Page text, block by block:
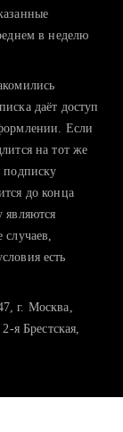
поднимаете
шансы
в неделю
даёт доступ
Если
на тот же
подписку
до конца
являются
есть
г. Москва,
я Брестская,